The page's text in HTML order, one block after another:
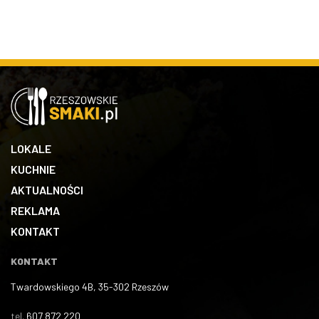
LOKALE
KUCHNIE
AKTUALNOŚCI
REKLAMA
KONTAKT
KONTAKT
Twardowskiego 4B, 35-302 Rzeszów
tel. 607 872 220